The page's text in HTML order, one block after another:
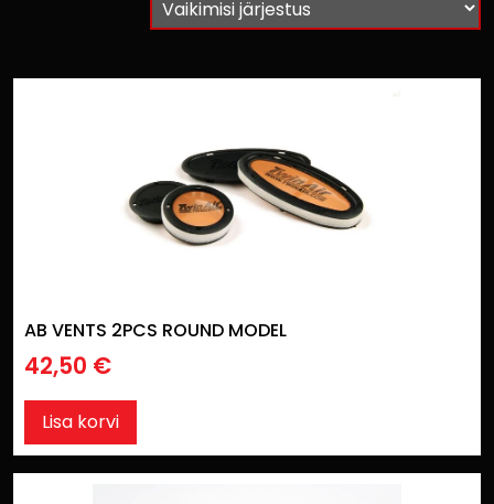
AB VENTS 2PCS ROUND MODEL
42,50 €
Lisa korvi